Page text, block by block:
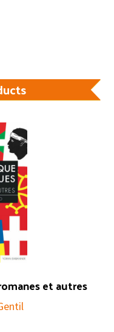
et autres